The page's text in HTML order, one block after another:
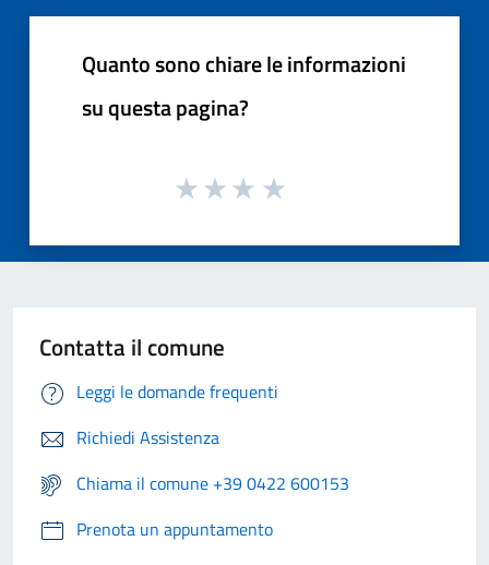
Quanto sono chiare le informazioni
su questa pagina?
Contatta il comune
Leggi le domande frequenti
Richiedi Assistenza
Chiama il comune +39 0422 600153
Prenota un appuntamento